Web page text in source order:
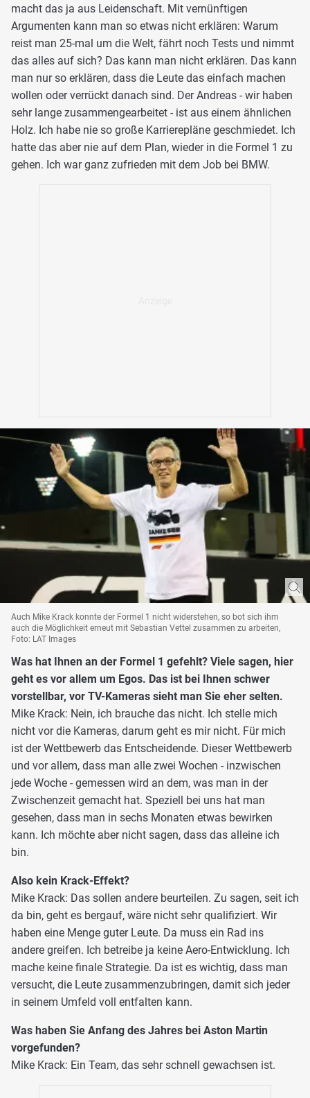
macht das ja aus Leidenschaft. Mit vernünftigen
Argumenten kann man so etwas nicht erklären: Warum
reist man 25-mal um die Welt, fährt noch Tests und nimmt
das alles auf sich? Das kann man nicht erklären. Das kann
man nur so erklären, dass die Leute das einfach machen
wollen oder verrückt danach sind. Der Andreas - wir haben
sehr lange zusammengearbeitet - ist aus einem ähnlichen
Holz. Ich habe nie so große Karrierepläne geschmiedet. Ich
hatte das aber nie auf dem Plan, wieder in die Formel 1 zu
gehen. Ich war ganz zufrieden mit dem Job bei BMW.
Auch Mike Krack konnte der Formel 1 nicht widerstehen, so bot sich ihm
auch die Möglichkeit erneut mit Sebastian Vettel zusammen zu arbeiten,
Foto: LAT Images
Was hat Ihnen an der Formel 1 gefehlt? Viele sagen, hier
geht es vor allem um Egos. Das ist bei Ihnen schwer
vorstellbar, vor TV-Kameras sieht man Sie eher selten.
Mike Krack: Nein, ich brauche das nicht. Ich stelle mich
nicht vor die Kameras, darum geht es mir nicht. Für mich
ist der Wettbewerb das Entscheidende. Dieser Wettbewerb
und vor allem, dass man alle zwei Wochen - inzwischen
jede Woche - gemessen wird an dem, was man in der
Zwischenzeit gemacht hat. Speziell bei uns hat man
gesehen, dass man in sechs Monaten etwas bewirken
kann. Ich möchte aber nicht sagen, dass das alleine ich
bin.
Also kein Krack-Effekt?
Mike Krack: Das sollen andere beurteilen. Zu sagen, seit ich
da bin, geht es bergauf, wäre nicht sehr qualifiziert. Wir
haben eine Menge guter Leute. Da muss ein Rad ins
andere greifen. Ich betreibe ja keine Aero-Entwicklung. Ich
mache keine finale Strategie. Da ist es wichtig, dass man
versucht, die Leute zusammenzubringen, damit sich jeder
in seinem Umfeld voll entfalten kann.
Was haben Sie Anfang des Jahres bei Aston Martin
vorgefunden?
Mike Krack: Ein Team, das sehr schnell gewachsen ist.